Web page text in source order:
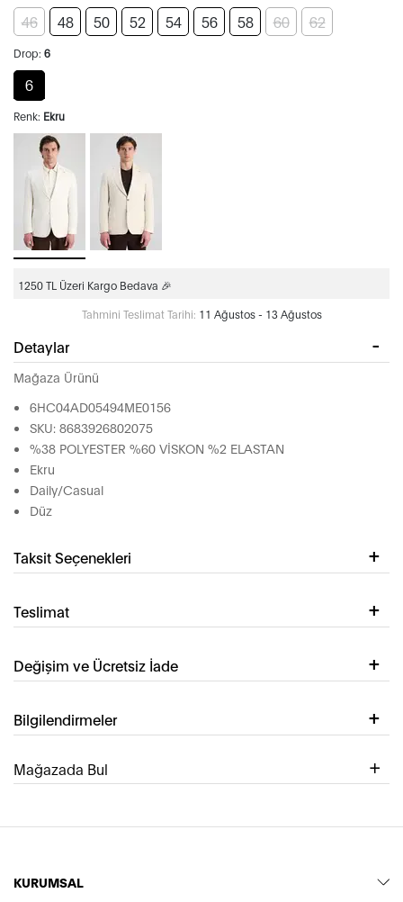
46 48 50 52 54 56 58 60 62
Drop: 6
6
Renk: Ekru
1250 TL Üzeri Kargo Bedava 🎉
Tahmini Teslimat Tarihi: 11 Ağustos - 13 Ağustos
Detaylar
Mağaza Ürünü
6HC04AD05494ME0156
SKU: 8683926802075
%38 POLYESTER %60 VİSKON %2 ELASTAN
Ekru
Daily/Casual
Düz
Taksit Seçenekleri
Teslimat
Değişim ve Ücretsiz İade
Bilgilendirmeler
Mağazada Bul
KURUMSAL